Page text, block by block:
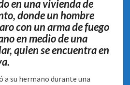
en una vivienda de
donde un hombre
con un arma de fuego
en medio de una
quien se encuentra en